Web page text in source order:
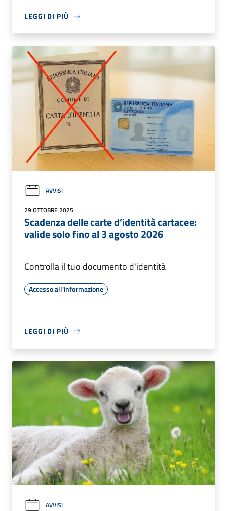
LEGGI DI PIÙ
AVVISI
29 OTTOBRE 2025
Scadenza delle carte d’identità cartacee:
valide solo fino al 3 agosto 2026
Controlla il tuo documento d'identità
Accesso all'informazione
LEGGI DI PIÙ
AVVISI